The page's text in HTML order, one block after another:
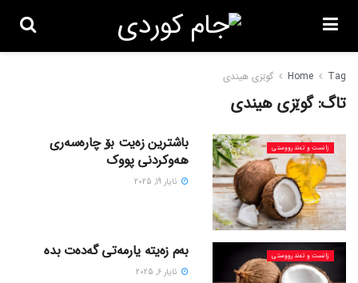
Home Tag گوێزی هیندی
تاگ:گوێزی هیندی
زانست و تەندرووستی
باشترین زەیت بۆ چارەسەری
هەوکردنی پووک
ئایار 19, 2025
زانست و تەندرووستی بەم زەیتە یارمەتی گەدەت بدە
ئایار 6, 2025